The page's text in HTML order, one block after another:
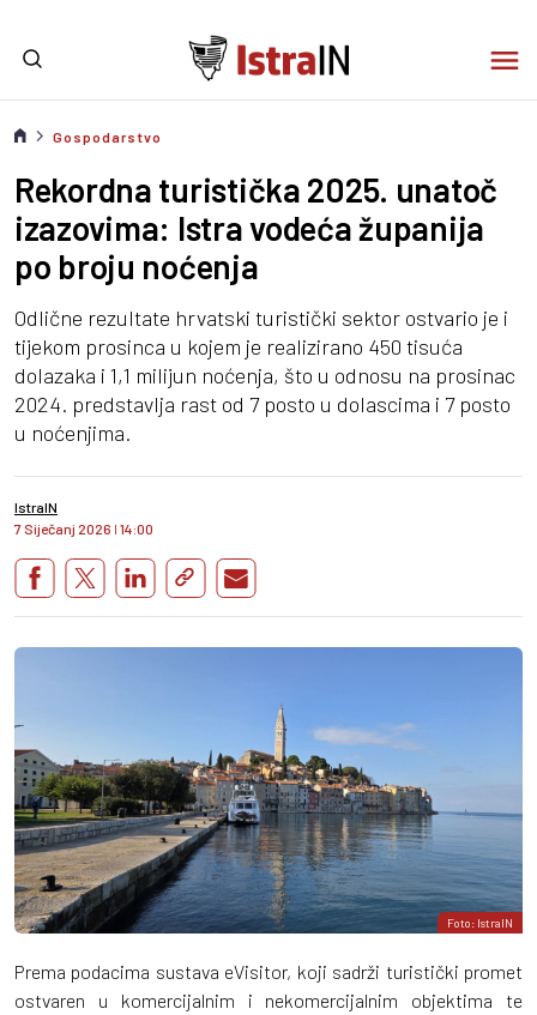
Gospodarstvo
Rekordna turistička 2025. unatoč
izazovima: Istra vodeća županija
po broju noćenja
Odlične rezultate hrvatski turistički sektor ostvario je i
tijekom prosinca u kojem je realizirano 450 tisuća
dolazaka i 1,1 milijun noćenja, što u odnosu na prosinac
2024. predstavlja rast od 7 posto u dolascima i 7 posto
u noćenjima.
IstraIN
7 Siječanj 2026 I 14:00
Foto: IstraIN
Prema podacima sustava eVisitor, koji sadrži turistički promet
ostvaren u komercijalnim i nekomercijalnim objektima te